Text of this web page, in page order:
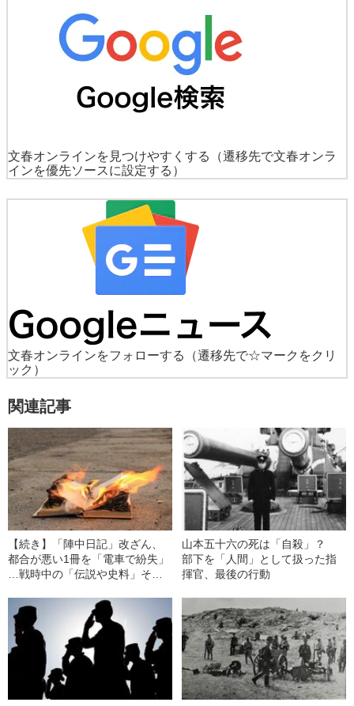
文春オンラインを見つけやすくする
（遷移先で文春オンラ
インを優先ソースに設定する）
文春オンラインをフォローする
（遷移先で☆マークをクリ
ック）
関連記事
【続き】「陣中日記」改ざん、
都合が悪い1冊を「電車で紛失」
…戦時中の「伝説や史料」そ
山本五十六の死は「自殺」？
部下を「人間」として扱った指
揮官、最後の行動